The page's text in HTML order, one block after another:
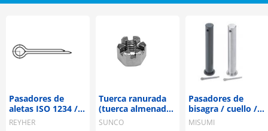
Pasadores de
aletas ISO 1234 /
acero / zincado
REYHER
Tuerca ranurada
(tuerca almenada)
forma alta tipo 1
SUNCO
Pasadores de
bisagra / cuello /
acero inoxidable,
MISUMI